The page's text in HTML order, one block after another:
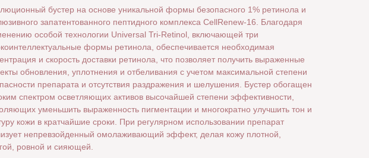
бустер на основе уникальной формы безопасного 1% ретинола и
запатентованного пептидного комплекса CellRenew-16. Благодаря
особой технологии Universal Tri-Retinol, включающей три
формы ретинола, обеспечивается необходимая
и скорость доставки ретинола, что позволяет получить выраженные
обновления, уплотнения и отбеливания с учетом максимальной степени
препарата и отсутствия раздражения и шелушения. Бустер обогащен
спектром осветляющих активов высочайшей степени эффективности,
уменьшить выраженность пигментации и многократно улучшить тон и
кожи в кратчайшие сроки. При регулярном использовании препарат
непревзойденный омолаживающий эффект, делая кожу плотной,
ровной и сияющей.